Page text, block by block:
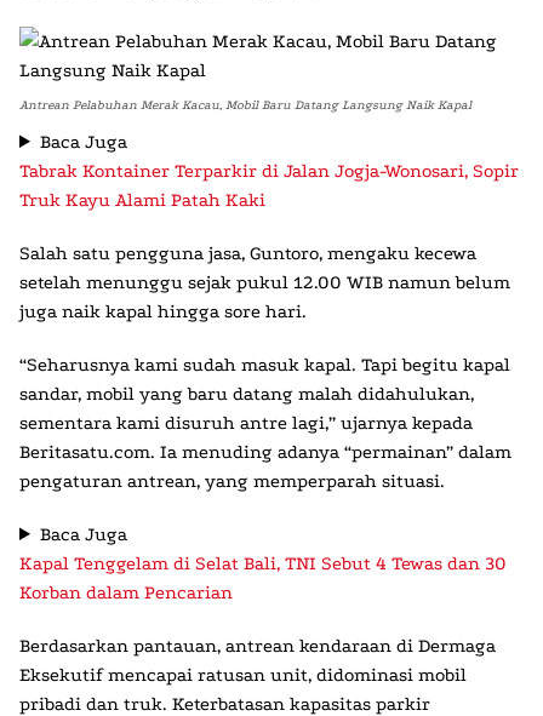
Antrean Pelabuhan Merak Kacau, Mobil Baru Datang Langsung Naik Kapal
Baca Juga
Tabrak Kontainer Terparkir di Jalan Jogja-Wonosari, Sopir
Truk Kayu Alami Patah Kaki
Salah satu pengguna jasa, Guntoro, mengaku kecewa
setelah menunggu sejak pukul 12.00 WIB namun belum
juga naik kapal hingga sore hari.
“Seharusnya kami sudah masuk kapal. Tapi begitu kapal
sandar, mobil yang baru datang malah didahulukan,
sementara kami disuruh antre lagi,” ujarnya kepada
Beritasatu.com. Ia menuding adanya “permainan” dalam
pengaturan antrean, yang memperparah situasi.
Baca Juga
Kapal Tenggelam di Selat Bali, TNI Sebut 4 Tewas dan 30
Korban dalam Pencarian
Berdasarkan pantauan, antrean kendaraan di Dermaga
Eksekutif mencapai ratusan unit, didominasi mobil
pribadi dan truk. Keterbatasan kapasitas parkir